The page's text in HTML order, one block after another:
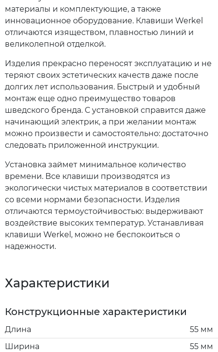
материалы и комплектующие, а также
инновационное оборудование. Клавиши Werkel
отличаются изяществом, плавностью линий и
великолепной отделкой.
Изделия прекрасно переносят эксплуатацию и не
теряют своих эстетических качеств даже после
долгих лет использования. Быстрый и удобный
монтаж еще одно преимущество товаров
шведского бренда. С установкой справится даже
начинающий электрик, а при желании монтаж
можно произвести и самостоятельно: достаточно
следовать приложенной инструкции.
Установка займет минимальное количество
времени. Все клавиши производятся из
экологически чистых материалов в соответствии
со всеми нормами безопасности. Изделия
отличаются термоустойчивостью: выдерживают
воздействие высоких температур. Устанавливая
клавиши Werkel, можно не беспокоиться о
надежности.
Характеристики
Конструкционные характеристики
Длина
55 мм
Ширина
55 мм